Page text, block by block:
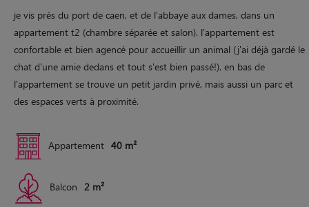
je vis près du port de caen, et de l'abbaye aux dames, dans un
appartement t2 (chambre séparée et salon). l'appartement est
confortable et bien agencé pour accueillir un animal (j'ai déjà gardé le
chat d'une amie dedans et tout s'est bien passé!). en bas de
l'appartement se trouve un petit jardin privé, mais aussi un parc et
des espaces verts à proximité.
Appartement 40 m²
Balcon 2 m²